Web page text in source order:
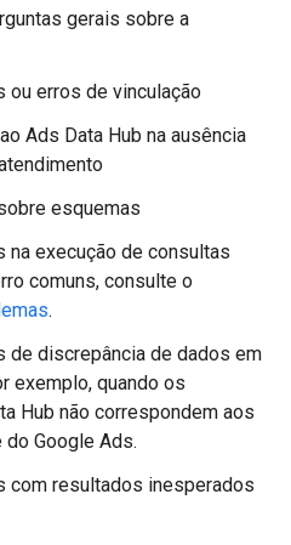
gerais sobre a
ou erros de vinculação
Ads Data Hub na ausência
esquemas
na execução de consultas
comuns, consulte o
.
de discrepância de dados em
exemplo, quando os
Hub não correspondem aos
Google Ads.
com resultados inesperados